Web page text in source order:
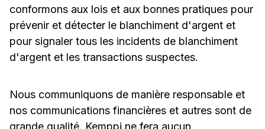
conformons aux lois et aux bonnes pratiques pour
prévenir et détecter le blanchiment d'argent et
pour signaler tous les incidents de blanchiment
d'argent et les transactions suspectes.
Nous communiquons de manière responsable et
nos communications financières et autres sont de
grande qualité. Kemppi ne fera aucun